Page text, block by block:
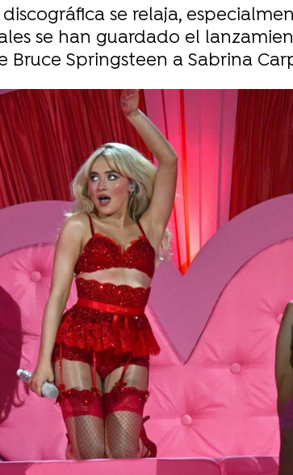
se relaja,
se han guardado el
Bruce Springsteen a Sabrina
himno pop contra los hombres
WhatsappFacebook
X
musicales en lo que a discos